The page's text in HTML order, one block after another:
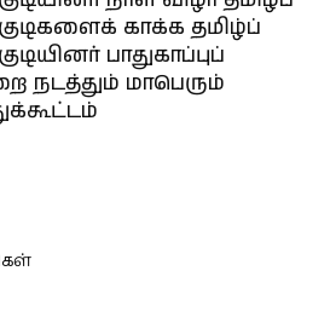
காக்க தமிழ்ப்
பாதுகாப்புப்
நடத்தும் மாபெரும்